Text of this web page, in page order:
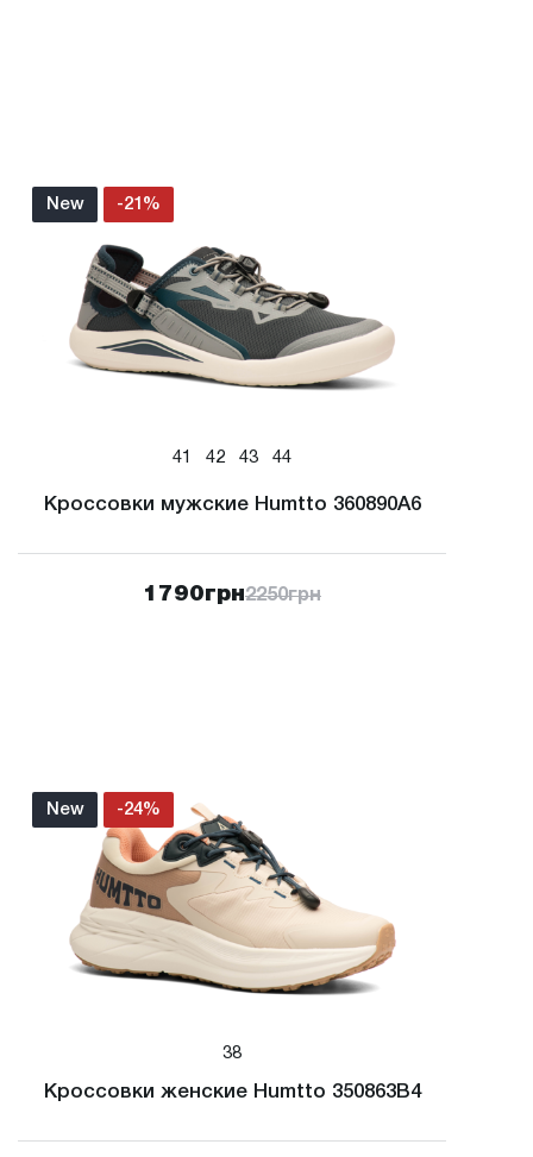
New -21%
41 42 43 44
Кроссовки мужские Humtto 360890A6
1790грн2250грн
New -24%
38
Кроссовки женские Humtto 350863B4